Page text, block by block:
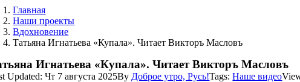
Главная
Наши проекты
Вдохновение
Татьяна Игнатьева «Купала». Читает Викторъ Масловъ
Игнатьева «Купала». Читает Викторъ Масловъ
Updated: Чт 7 августа 2025By Доброе утро, Русь!Tags:Наше видео